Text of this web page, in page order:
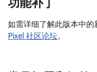
功能补丁
如需详细了解此版本中的
Pixel 社区论坛。